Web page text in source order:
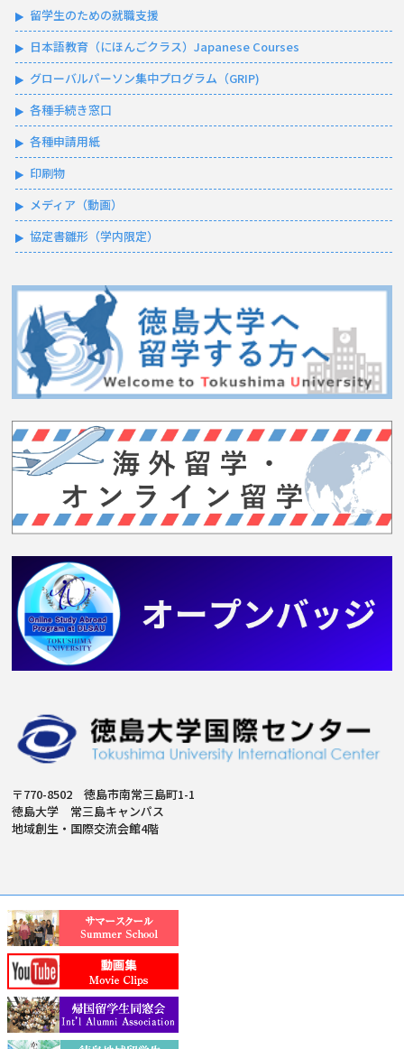
留学生のための就職支援
日本語教育（にほんごクラス）Japanese Courses
グローバルパーソン集中プログラム（GRIP)
各種手続き窓口
各種申請用紙
印刷物
メディア（動画）
協定書雛形（学内限定）
〒770-8502 徳島市南常三島町1-1
徳島大学 常三島キャンパス
地域創生・国際交流会館4階